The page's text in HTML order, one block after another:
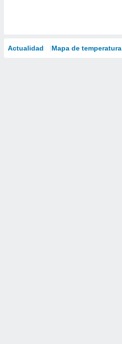
Actualidad Mapa de temperatura